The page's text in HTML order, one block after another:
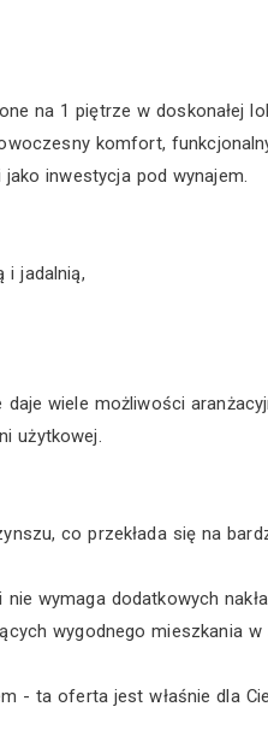
na 1 piętrze w doskonałej
komfort,
inwestycja pod wynajem.
i jadalnią,
wiele możliwości
użytkowej.
co przekłada się na
wymaga dodatkowych
wygodnego mieszkania w
- ta oferta jest właśnie dla